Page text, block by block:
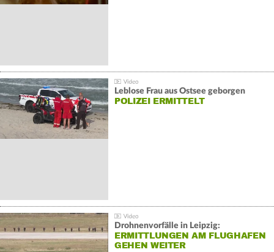
Leblose Frau aus Ostsee geborgen
POLIZEI ERMITTELT
Drohnenvorfälle in Leipzig:
ERMITTLUNGEN AM FLUGHAFEN
GEHEN WEITER